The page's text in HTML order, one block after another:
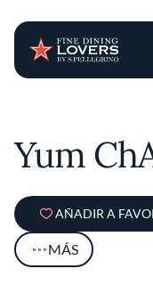
Yum
AÑADIR A
MÁS